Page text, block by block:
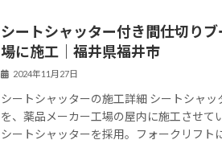
シートシャッター付き間仕切り
場に施工｜福井県福井市
2024年11月27日
シートシャッターの施工詳細 シートシャッ
を、薬品メーカー工場の屋内に施工させて
シートシャッターを採用。フォークリフト